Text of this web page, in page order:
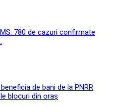
780 de cazuri confirmate